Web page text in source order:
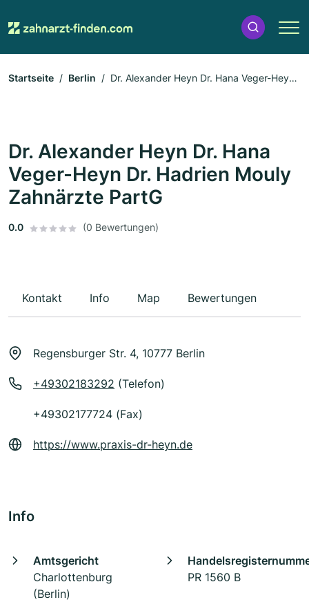
Startseite Berlin
Dr. Alexander Heyn Dr. Hana Veger-Heyn
Dr. Alexander Heyn Dr. Hana
Veger-Heyn Dr. Hadrien Mouly
Zahnärzte PartG
0.0 (0 Bewertungen)
Kontakt Info Map Bewertungen
Regensburger Str. 4, 10777 Berlin
+49302183292 (Telefon)
+49302177724 (Fax)
https://www.praxis-dr-heyn.de
Info
Amtsgericht
Charlottenburg
(Berlin)
PR 1560 B